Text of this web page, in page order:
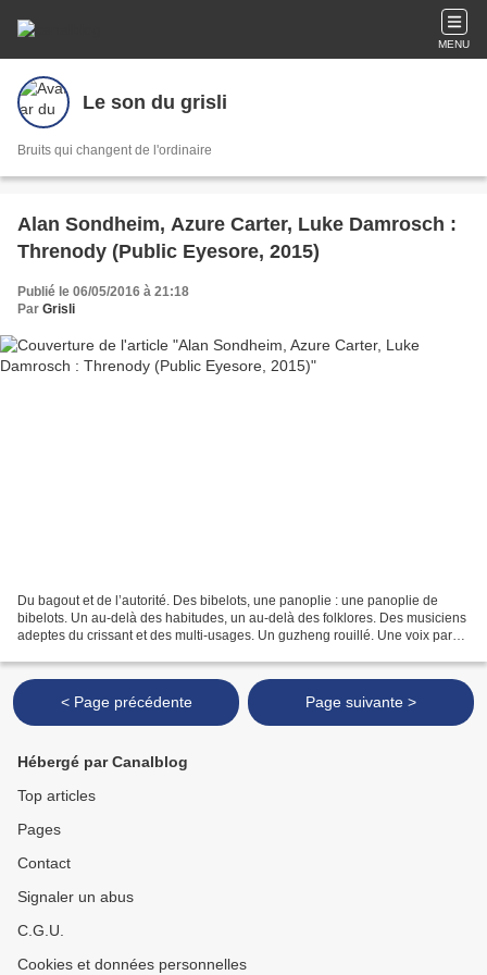
MENU
Le son du grisli
Bruits qui changent de l'ordinaire
Alan Sondheim, Azure Carter, Luke Damrosch :
Threnody (Public Eyesore, 2015)
Publié le 06/05/2016 à 21:18
Par Grisli
Du bagout et de l’autorité. Des bibelots, une panoplie : une panoplie de
bibelots. Un au-delà des habitudes, un au-delà des folklores. Des musiciens
adeptes du crissant et des multi-usages. Un guzheng rouillé. Une voix par
< Page précédente Page suivante >
Hébergé par Canalblog
Top articles
Pages
Contact
Signaler un abus
C.G.U.
Cookies et données personnelles